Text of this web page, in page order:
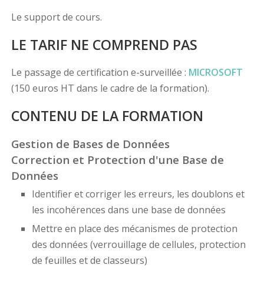
Le support de cours.
LE TARIF NE COMPREND PAS
Le passage de certification e-surveillée : MICROSOFT
(150 euros HT dans le cadre de la formation).
CONTENU DE LA FORMATION
Gestion de Bases de Données
Correction et Protection d'une Base de
Données
Identifier et corriger les erreurs, les doublons et
les incohérences dans une base de données
Mettre en place des mécanismes de protection
des données (verrouillage de cellules, protection
de feuilles et de classeurs)